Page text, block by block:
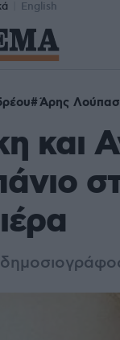
English
Άρης
και